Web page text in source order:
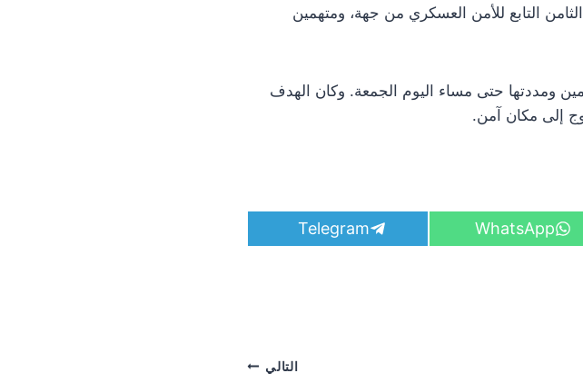
التابع للأمن العسكري من جهة، ومتهمين
ومددتها حتى مساء اليوم الجمعة. وكان الهدف
إلى مكان آمن.
S
h
WhatsApp
S
h
Telegram
التالي